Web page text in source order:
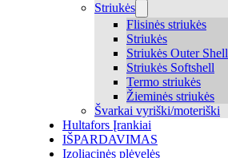
Striukės
Flisinės striukės
Striukės
Striukės Outer Shell
Striukės Softshell
Termo striukės
Žieminės striukės
Švarkai vyriški/moteriški
Hultafors Įrankiai
IŠPARDAVIMAS
Izoliacinės plėvelės